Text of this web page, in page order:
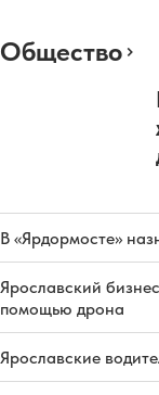
Общество
В «Ярдормосте»
Ярославский
помощью дрона
Ярославские